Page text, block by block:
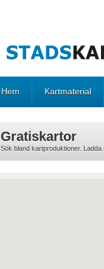
Hem Kartmaterial
Gratiskartor
Sök bland kartproduktioner. Ladda